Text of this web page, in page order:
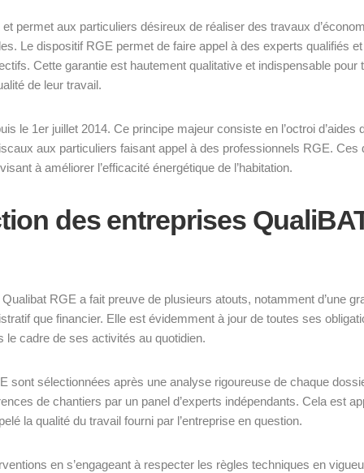
permet aux particuliers désireux de réaliser des travaux
Le dispositif RGE permet de faire appel à des experts qualifiés et
Cette garantie est hautement qualitative et indispensable pour
de leur travail.
le 1er juillet 2014. Ce principe majeur consiste en l’octroi d’aides
aux particuliers faisant appel à des professionnels RGE. Ces
à améliorer l’efficacité énergétique de l’habitation.
des entreprises
RGE a fait preuve de plusieurs atouts, notamment d’une
que financier. Elle est évidemment à jour de toutes ses
cadre de ses activités au quotidien.
sont sélectionnées après une analyse rigoureuse de chaque
de chantiers par un panel d’experts indépendants. Cela est
la qualité du travail fourni par l’entreprise en question.
en s’engageant à respecter les règles techniques en